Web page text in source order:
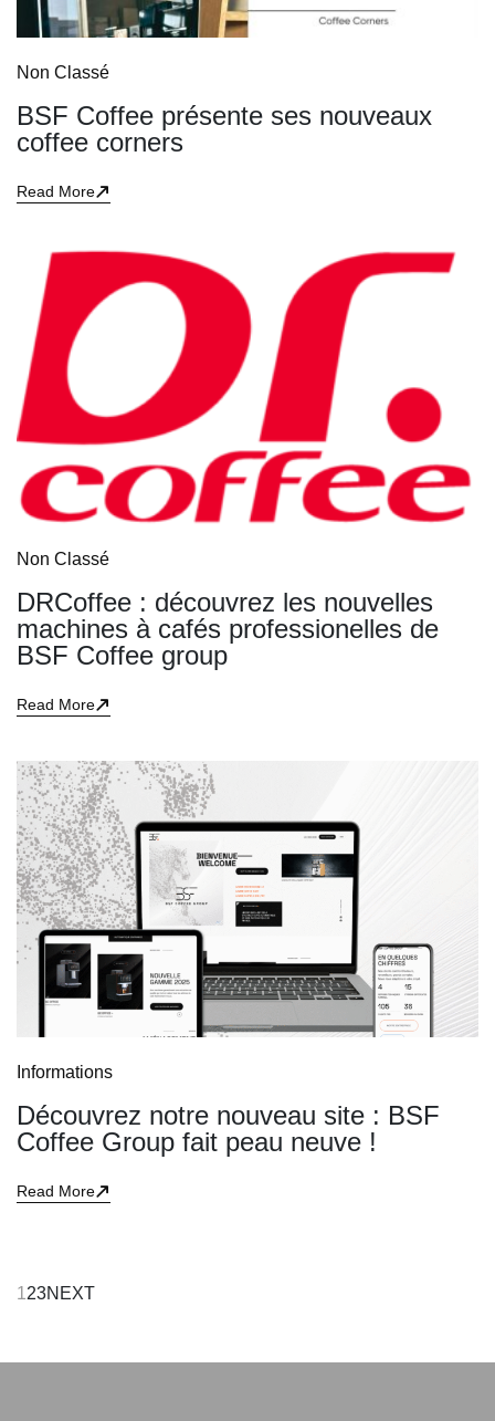
Non Classé
BSF Coffee présente ses nouveaux
coffee corners
Read More
Non Classé
DRCoffee : découvrez les nouvelles
machines à cafés professionelles de
BSF Coffee group
Read More
Informations
Découvrez notre nouveau site : BSF
Coffee Group fait peau neuve !
Read More
1 23NEXT